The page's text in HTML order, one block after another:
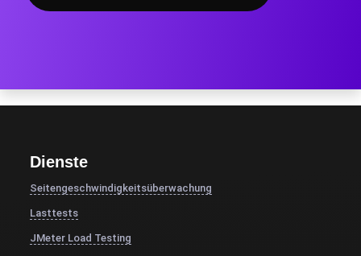
Dienste
Seitengeschwindigkeitsüberwachung
Lasttests
JMeter Load Testing